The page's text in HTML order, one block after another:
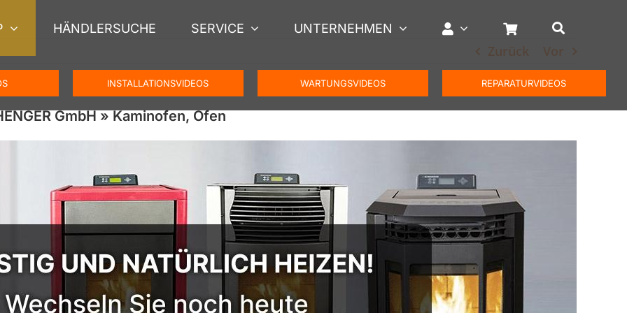
HÄNDLERSUCHE SERVICE UNTERNEHMEN
INSTALLATIONSVIDEOS WARTUNGSVIDEOS REPARATURVIDEOS
Zurück Vor
GmbH » Kaminofen, Ofen